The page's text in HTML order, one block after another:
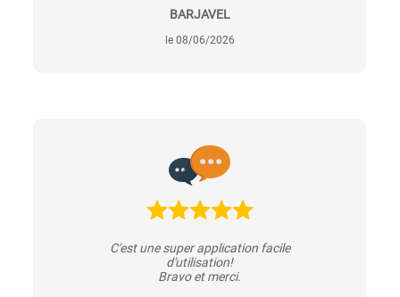
BARJAVEL
le 08/06/2026
C'est une super application facile
d'utilisation!
Bravo et merci.